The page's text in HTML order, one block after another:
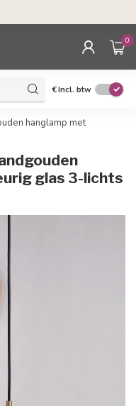
0
€Incl. btw
hanglamp met
glas 3-lichts